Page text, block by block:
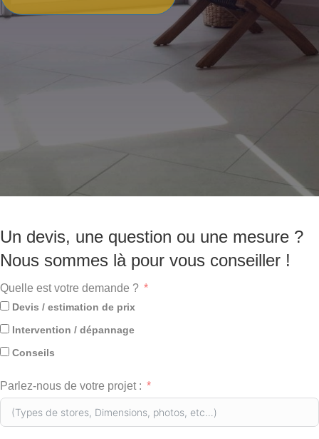
Un devis, une question ou une mesure ?
Nous sommes là pour vous conseiller !
Quelle est votre demande ?
Devis / estimation de prix
Intervention / dépannage
Conseils
Parlez-nous de votre projet :